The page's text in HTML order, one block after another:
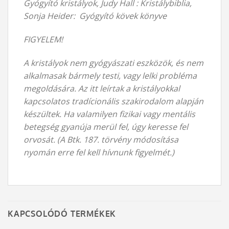
Gyógyító kristályok, Judy Hall : Kristálybiblia,
Sonja Heider: Gyógyító kövek könyve
FIGYELEM!
A kristályok nem gyógyászati eszközök, és nem
alkalmasak bármely testi, vagy lelki probléma
megoldására. Az itt leírtak a kristályokkal
kapcsolatos tradícionális szakirodalom alapján
készültek. Ha valamilyen fizikai vagy mentális
betegség gyanúja merül fel, úgy keresse fel
orvosát. (A Btk. 187. törvény módosítása
nyomán erre fel kell hívnunk figyelmét.)
KAPCSOLÓDÓ TERMÉKEK